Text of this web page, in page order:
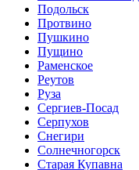
Подольск
Протвино
Пушкино
Пущино
Раменское
Реутов
Руза
Сергиев-Посад
Серпухов
Снегири
Солнечногорск
Старая Купавна